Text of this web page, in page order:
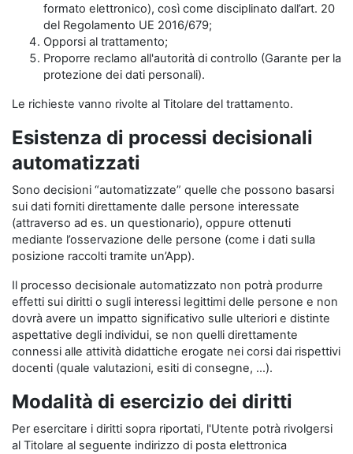
formato elettronico), così come disciplinato dall’art. 20
del Regolamento UE 2016/679;
Opporsi al trattamento;
Proporre reclamo all'autorità di controllo (Garante per la
protezione dei dati personali).
Le richieste vanno rivolte al Titolare del trattamento.
Esistenza di processi decisionali
automatizzati
Sono decisioni “automatizzate” quelle che possono basarsi
sui dati forniti direttamente dalle persone interessate
(attraverso ad es. un questionario), oppure ottenuti
mediante l’osservazione delle persone (come i dati sulla
posizione raccolti tramite un’App).
Il processo decisionale automatizzato non potrà produrre
effetti sui diritti o sugli interessi legittimi delle persone e non
dovrà avere un impatto significativo sulle ulteriori e distinte
aspettative degli individui, se non quelli direttamente
connessi alle attività didattiche erogate nei corsi dai rispettivi
docenti (quale valutazioni, esiti di consegne, …).
Modalità di esercizio dei diritti
Per esercitare i diritti sopra riportati, l'Utente potrà rivolgersi
al Titolare al seguente indirizzo di posta elettronica